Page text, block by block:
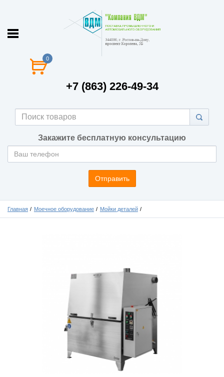
0
+7 (863) 226-49-34
Закажите бесплатную консультацию
Отправить
Главная Моечное оборудование Мойки деталей